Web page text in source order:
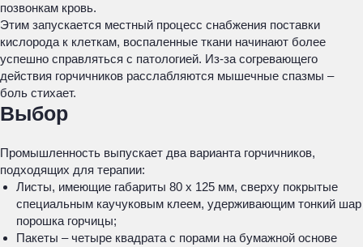
позвонкам кровь.
Этим запускается местный процесс снабжения поставки
кислорода к клеткам, воспаленные ткани начинают более
успешно справляться с патологией. Из-за согревающего
действия горчичников расслабляются мышечные спазмы –
боль стихает.
Выбор
Промышленность выпускает два варианта горчичников,
подходящих для терапии:
Листы, имеющие габариты 80 х 125 мм, сверху покрытые
специальным каучуковым клеем, удерживающим тонкий шар
порошка горчицы;
Пакеты – четыре квадрата с порами на бумажной основе